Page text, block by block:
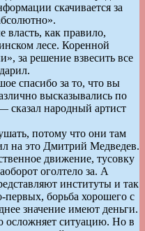
скачивается за
как правило,
лесе. Коренной
за решение взвесить все
спасибо за то, что вы
высказывались по
народный артист
потому что они там
на это Дмитрий Медведев.
движение, тусовку
оголтело за. А
институты и так
первых, борьба хорошего с
значение имеют деньги.
осложняет ситуацию. Но в